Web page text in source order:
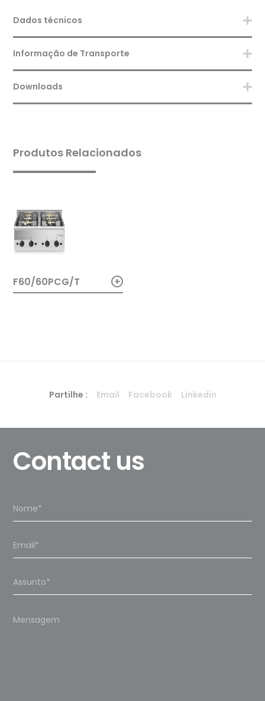
Dados técnicos
Informação de Transporte
Downloads
Produtos Relacionados
F60/60PCG/T +
Partilhe : Email Facebook Linkedin
Contact us
Please